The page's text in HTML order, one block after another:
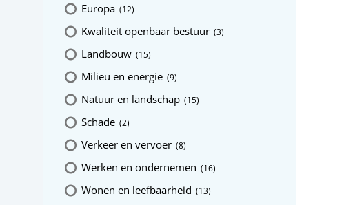
Europa (12)
Kwaliteit openbaar bestuur (3)
Landbouw (15)
Milieu en energie (9)
Natuur en landschap (15)
Schade (2)
Verkeer en vervoer (8)
Werken en ondernemen (16)
Wonen en leefbaarheid (13)